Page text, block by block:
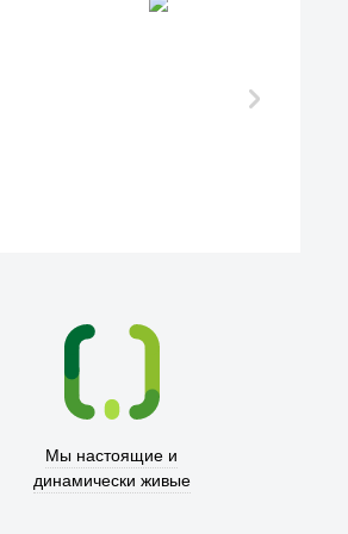
Мы настоящие и
динамически живые